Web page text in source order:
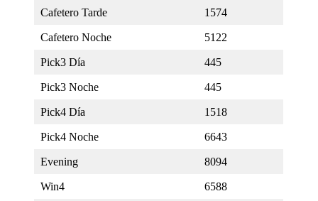
Cafetero Tarde 1574
Cafetero Noche 5122
Pick3 Día 445
Pick3 Noche 445
Pick4 Día 1518
Pick4 Noche 6643
Evening 8094
Win4 6588